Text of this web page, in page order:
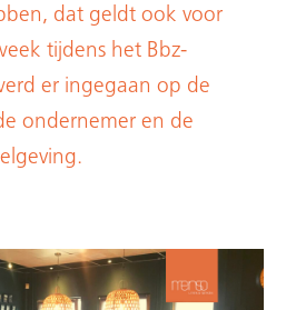
dat geldt ook voor
tijdens het Bbz-
er ingegaan op de
ondernemer en de